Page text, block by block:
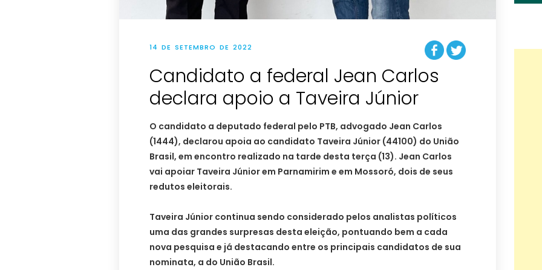
14 DE SETEMBRO DE 2022
Candidato a federal Jean Carlos
declara apoio a Taveira Júnior
O candidato a deputado federal pelo PTB, advogado Jean Carlos
(1444), declarou apoia ao candidato Taveira Júnior (44100) do União
Brasil, em encontro realizado na tarde desta terça (13). Jean Carlos
vai apoiar Taveira Júnior em Parnamirim e em Mossoró, dois de seus
redutos eleitorais.
Taveira Júnior continua sendo considerado pelos analistas políticos
uma das grandes surpresas desta eleição, pontuando bem a cada
nova pesquisa e já destacando entre os principais candidatos de sua
nominata, a do União Brasil.